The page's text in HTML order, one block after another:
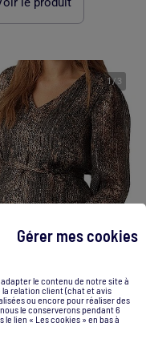
Gérer mes cookies
le contenu de notre site à
la relation client (chat et avis
ou encore pour réaliser des
le conserverons pendant 6
lien « Les cookies » en bas à
1/ 3
Blouse de Grossesse Femme Vero Moda Maternity